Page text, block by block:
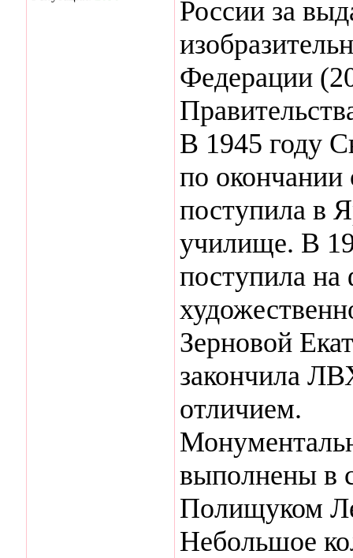
России за
Федерации
В 1945 году
по
поступила в
училище. В
поступила на
Зерновой
закончила
отличием.
выполнены в
Полищуком
Небольшое